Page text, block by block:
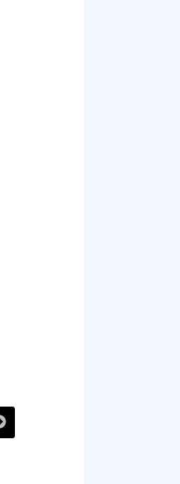
historique et artistique de